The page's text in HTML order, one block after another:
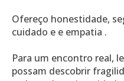
Ofereço honestidade,
cuidado e e empatia .
Para um encontro real,
possam descobrir